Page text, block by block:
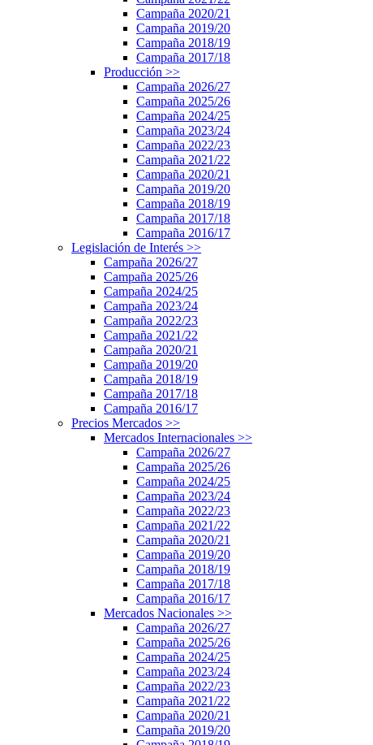
Campaña 2020/21
Campaña 2019/20
Campaña 2018/19
Campaña 2017/18
Producción >>
Campaña 2026/27
Campaña 2025/26
Campaña 2024/25
Campaña 2023/24
Campaña 2022/23
Campaña 2021/22
Campaña 2020/21
Campaña 2019/20
Campaña 2018/19
Campaña 2017/18
Campaña 2016/17
Legislación de Interés >>
Campaña 2026/27
Campaña 2025/26
Campaña 2024/25
Campaña 2023/24
Campaña 2022/23
Campaña 2021/22
Campaña 2020/21
Campaña 2019/20
Campaña 2018/19
Campaña 2017/18
Campaña 2016/17
Precios Mercados >>
Mercados Internacionales >>
Campaña 2026/27
Campaña 2025/26
Campaña 2024/25
Campaña 2023/24
Campaña 2022/23
Campaña 2021/22
Campaña 2020/21
Campaña 2019/20
Campaña 2018/19
Campaña 2017/18
Campaña 2016/17
Mercados Nacionales >>
Campaña 2026/27
Campaña 2025/26
Campaña 2024/25
Campaña 2023/24
Campaña 2022/23
Campaña 2021/22
Campaña 2020/21
Campaña 2019/20